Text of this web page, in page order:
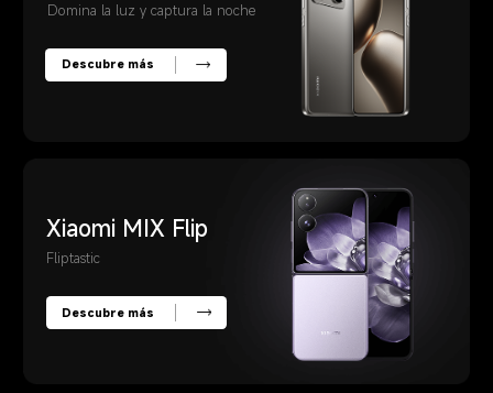
Domina la luz y captura la noche
Descubre más
Xiaomi MIX Flip
Fliptastic
Descubre más